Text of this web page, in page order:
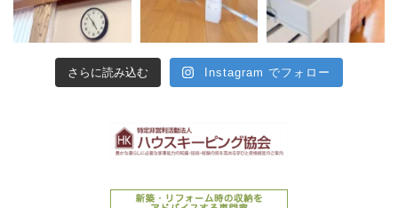
さらに読み込む Instagram でフォロー